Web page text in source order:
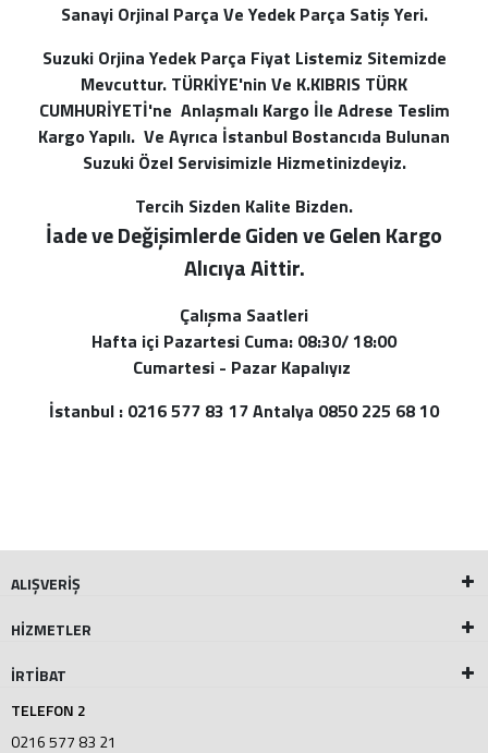
Sanayi Orjinal Parça Ve Yedek Parça Satiş Yeri.
Suzuki Orjina Yedek Parça Fiyat Listemiz Sitemizde
Mevcuttur. TÜRKİYE'nin Ve K.KIBRIS TÜRK
CUMHURİYETİ'ne Anlaşmalı Kargo İle Adrese Teslim
Kargo Yapılı. Ve Ayrıca İstanbul Bostancıda Bulunan
Suzuki Özel Servisimizle Hizmetinizdeyiz.
Tercih Sizden Kalite Bizden.
İade ve Değişimlerde Giden ve Gelen Kargo
Alıcıya Aittir.
Çalışma Saatleri
Hafta içi Pazartesi Cuma: 08:30/ 18:00
Cumartesi - Pazar Kapalıyız
İstanbul : 0216 577 83 17 Antalya 0850 225 68 10
ALIŞVERİŞ
HİZMETLER
İRTİBAT
TELEFON 2
0216 577 83 21